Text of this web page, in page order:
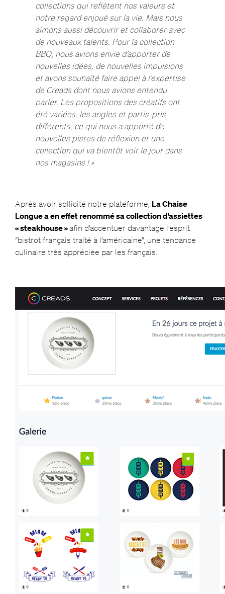
collections qui reflètent nos valeurs et
notre regard enjoué sur la vie. Mais nous
aimons aussi découvrir et collaborer avec
de nouveaux talents. Pour la collection
BBQ, nous avions envie d’apporter de
nouvelles idées, de nouvelles impulsions
et avons souhaité faire appel à l’expertise
de Creads dont nous avions entendu
parler. Les propositions des créatifs ont
été variées, les angles et partis-pris
différents, ce qui nous a apporté de
nouvelles pistes de réflexion et une
collection qui va bientôt voir le jour dans
nos magasins ! »
Après avoir sollicité notre plateforme, La Chaise
Longue a en effet renommé sa collection d’assiettes
« steakhouse »afin d’accentuer davantage l’esprit
“bistrot français traité à l’américaine”, une tendance
culinaire très appréciée par les français.